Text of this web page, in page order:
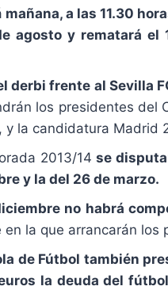
mañana, a las 11.30
agosto y rematará el
derbi frente al Sevilla
los presidentes del
y la candidatura Madrid
2013/14se
y la del 26 de marzo.
no habrá
en la que arrancarán los
de Fútbol también
la deuda del fútbol